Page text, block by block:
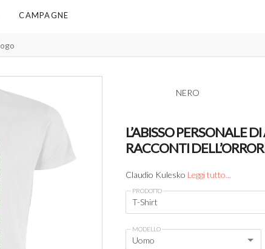
CAMPAGNE
NERO
L’ABISSO PERSONALE
RACCONTI
Claudio Kulesko Leggi tutto...
PRODOTTO
T-Shirt
MODELLO
Uomo